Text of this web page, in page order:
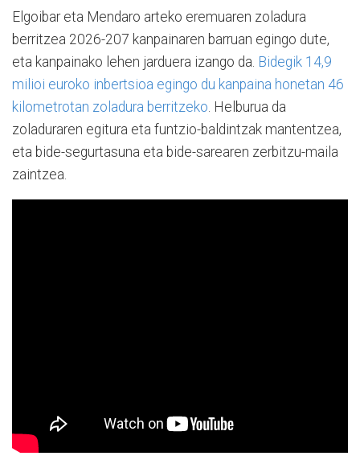
Elgoibar eta Mendaro arteko eremuaren zoladura
berritzea 2026-207 kanpainaren barruan egingo dute,
eta kanpainako lehen jarduera izango da. Bidegik 14,9
milioi euroko inbertsioa egingo du kanpaina honetan 46
kilometrotan zoladura berritzeko . Helburua da
zoladuraren egitura eta funtzio-baldintzak mantentzea,
eta bide-segurtasuna eta bide-sarearen zerbitzu-maila
zaintzea.